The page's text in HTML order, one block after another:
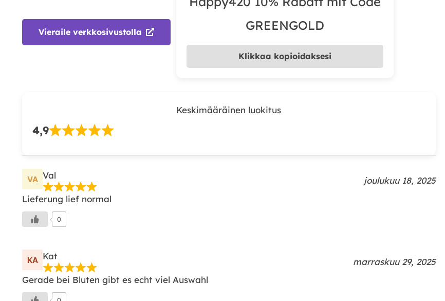
Vieraile verkkosivustolla
GREENGOLD
Klikkaa kopioidaksesi
Keskimääräinen luokitus
4,9
Val
joulukuu 18, 2025
Lieferung lief normal
0
Kat
marraskuu 29, 2025
Gerade bei Bluten gibt es echt viel Auswahl